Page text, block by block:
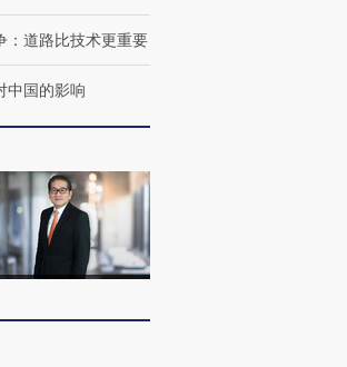
：道路比技术更重要
中国的影响